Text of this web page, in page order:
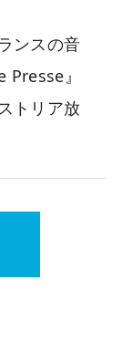
ンスの音
』
トリア放